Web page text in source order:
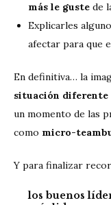
más le guste de
Explicarles
afectar para que
En definitiva… la
situación
un momento de las
como micro-
Y para finalizar
los buenos